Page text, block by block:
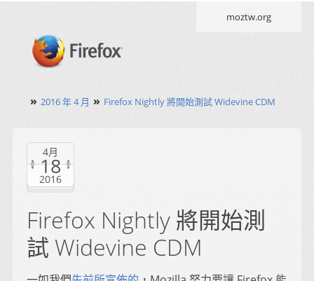
moztw.org
» 2016 年 4 月 » Firefox Nightly 將開始測試 Widevine CDM
4月
18
2016
Firefox Nightly 將開始測
試 Widevine CDM